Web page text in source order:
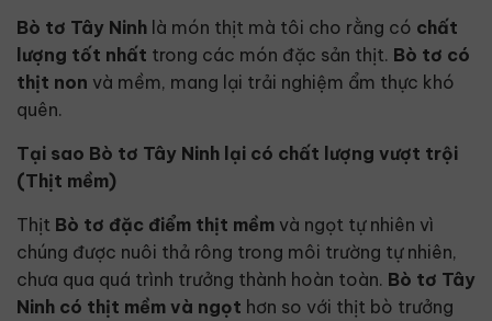
Bò tơ Tây Ninh là món thịt mà tôi cho rằng có chất
lượng tốt nhất trong các món đặc sản thịt. Bò tơ có
thịt non và mềm, mang lại trải nghiệm ẩm thực khó
quên.
Tại sao Bò tơ Tây Ninh lại có chất lượng vượt trội
(Thịt mềm)
Thịt Bò tơ đặc điểm thịt mềm và ngọt tự nhiên vì
chúng được nuôi thả rông trong môi trường tự nhiên,
chưa qua quá trình trưởng thành hoàn toàn. Bò tơ Tây
Ninh có thịt mềm và ngọt hơn so với thịt bò trưởng